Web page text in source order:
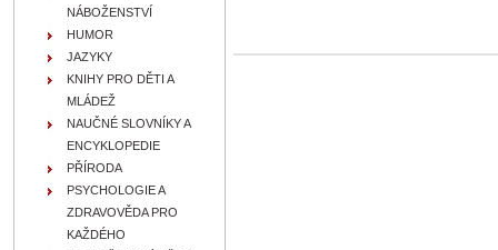
NÁBOŽENSTVÍ
HUMOR
JAZYKY
KNIHY PRO DĚTI A
MLÁDEŽ
NAUČNÉ SLOVNÍKY A
ENCYKLOPEDIE
PŘÍRODA
PSYCHOLOGIE A
ZDRAVOVĚDA PRO
KAŽDÉHO